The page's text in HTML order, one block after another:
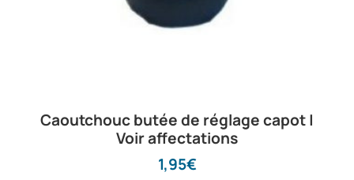
Caoutchouc butée de réglage capot |
Voir affectations
1,95€